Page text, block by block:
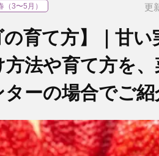
更
（3〜5月）
の育て方】｜甘
法や育て方を、
ターの場合でご紹